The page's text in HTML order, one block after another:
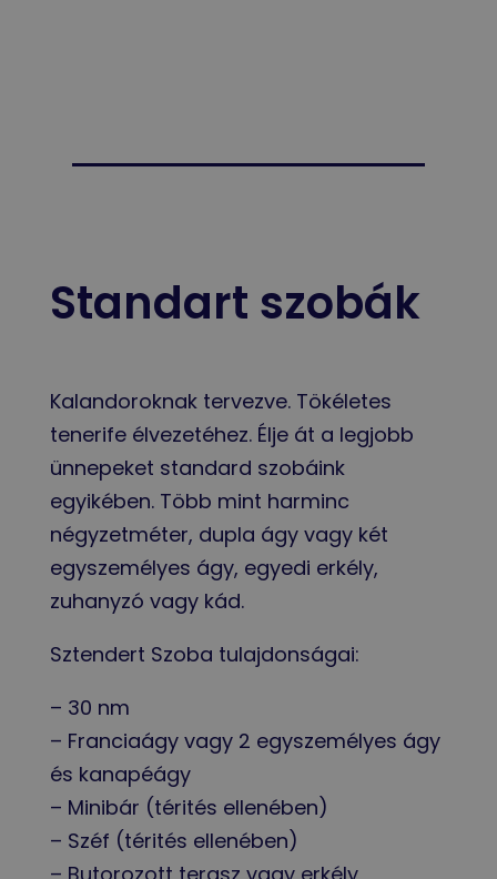
Standart szobák
Kalandoroknak tervezve. Tökéletes
tenerife élvezetéhez. Élje át a legjobb
ünnepeket standard szobáink
egyikében. Több mint harminc
négyzetméter, dupla ágy vagy két
egyszemélyes ágy, egyedi erkély,
zuhanyzó vagy kád.
Sztendert Szoba tulajdonságai:
– 30 nm
– Franciaágy vagy 2 egyszemélyes ágy
és kanapéágy
– Minibár (térités ellenében)
– Széf (térités ellenében)